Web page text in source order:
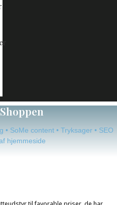
SoMe content • Tryksager • SEO
hjemmeside